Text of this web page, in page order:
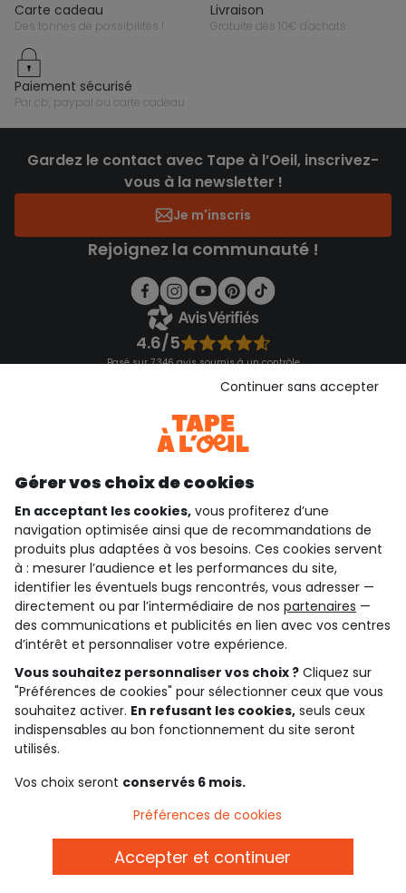
carte cadeau
des tonnes de possibilités !
livraison
gratuite dès 10€ d'achats
paiement sécurisé
par cb, paypal ou carte cadeau
Gardez le contact avec Tape à l’Oeil, inscrivez-
vous à la newsletter !
Je m'inscris
Rejoignez la communauté !
4.6/5
Basé sur 7 346 avis soumis à un contrôle
Consulter les CGU
qui sommes-nous ?
besoin d'aide ?
le club fidélité
notre catalogue
Conditions générales de ventes et d'utilisation
Conditions d’utilisation des réseaux sociaux
Politique de confidentialité
Cookies et données personnelles
Paramètres des cookies
Gérer vos choix de cookies
En acceptant les cookies, vous profiterez d’une
navigation optimisée ainsi que de recommandations de
produits plus adaptées à vos besoins. Ces cookies servent
à : mesurer l’audience et les performances du site,
identifier les éventuels bugs rencontrés, vous adresser —
directement ou par l’intermédiaire de nos partenaires —
des communications et publicités en lien avec vos centres
d’intérêt et personnaliser votre expérience.
Vous souhaitez personnaliser vos choix ? Cliquez sur
"Préférences de cookies" pour sélectionner ceux que vous
souhaitez activer. En refusant les cookies, seuls ceux
indispensables au bon fonctionnement du site seront
utilisés.
Vos choix seront conservés 6 mois.
Continuer sans accepter
Préférences de cookies
Accepter et continuer